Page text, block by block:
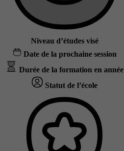
Niveau d’études visé
Date de la prochaine session
Durée de la formation en année
Statut de l’école